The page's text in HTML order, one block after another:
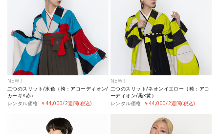
NEW！
二つのスリット/水色（袴：アコーディオン/
カーキ×赤）
レンタル価格 ￥44,000/2週間(税込)
NEW！
二つのスリット/ネオンイエロー（袴：アコ
ーディオン/黒×黄）
レンタル価格 ￥44,000/2週間(税込)